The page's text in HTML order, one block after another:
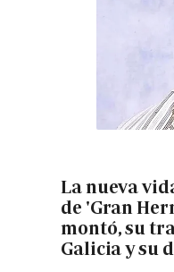
La nueva
de 'Gran
montó, su
Galicia y su